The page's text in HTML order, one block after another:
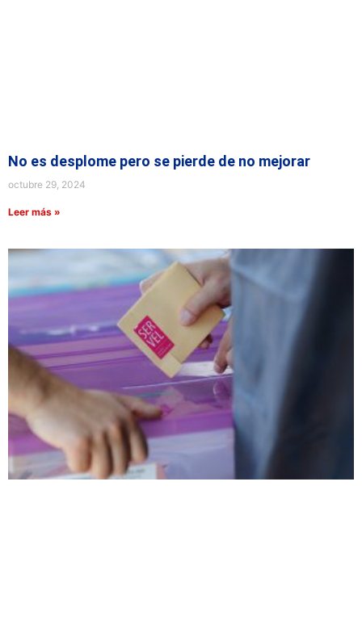
No es desplome pero se pierde de no mejorar
octubre 29, 2024
Leer más »